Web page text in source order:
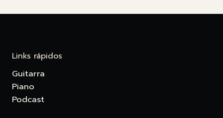
Links rápidos
Guitarra
Piano
Podcast